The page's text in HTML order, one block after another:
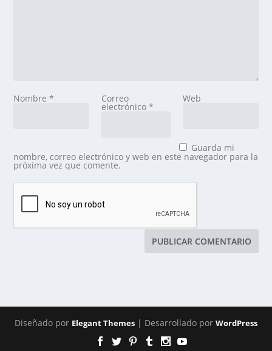
Nombre* Correo
electrónico *
Web
Guarda mi
nombre, correo electrónico y web en este navegador para la
próxima vez que comente.
Diseñado por Elegant Themes | Desarrollado por WordPress